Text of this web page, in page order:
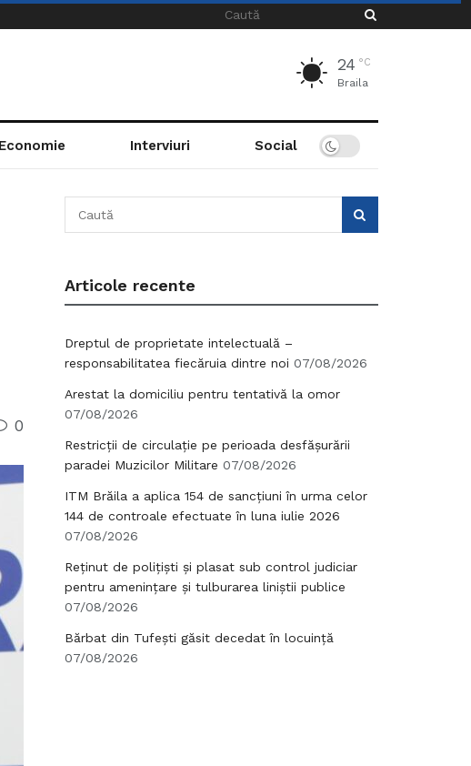
24 °C
Braila
Economie Interviuri Social
0
Articole recente
Dreptul de proprietate intelectuală –
responsabilitatea fiecăruia dintre noi 07/08/2026
Arestat la domiciliu pentru tentativă la omor
07/08/2026
Restricții de circulație pe perioada desfășurării
paradei Muzicilor Militare 07/08/2026
ITM Brăila a aplica 154 de sancțiuni în urma celor
144 de controale efectuate în luna iulie 2026
07/08/2026
Reținut de polițiști și plasat sub control judiciar
pentru amenințare și tulburarea liniștii publice
07/08/2026
Bărbat din Tufești găsit decedat în locuință
07/08/2026